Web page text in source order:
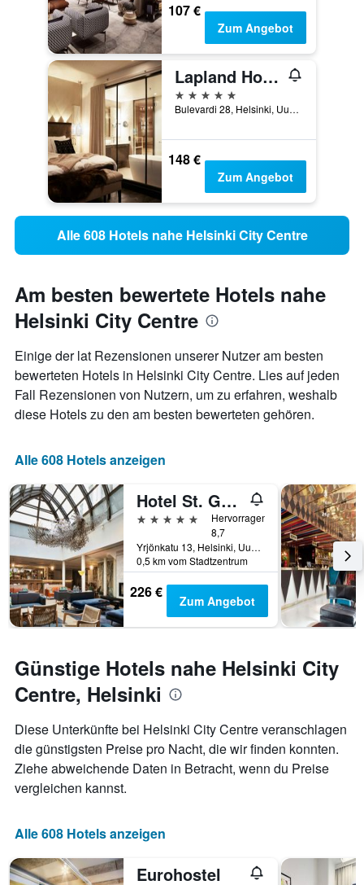
107 €
Zum Angebot
Lapland Hotels Bulevardi
5 Sterne
Bulevardi 28, Helsinki, Uusimaa, Finnland
148 €
Zum Angebot
Alle 608 Hotels nahe Helsinki City Centre
Am besten bewertete Hotels nahe
Helsinki City Centre
Einige der lat Rezensionen unserer Nutzer am besten
bewerteten Hotels in Helsinki City Centre. Lies auf jeden
Fall Rezensionen von Nutzern, um zu erfahren, weshalb
diese Hotels zu den am besten bewerteten gehören.
Alle 608 Hotels anzeigen
Hotel St. George Helsinki
5 Sterne
Hervorragend
8,7
Yrjönkatu 13, Helsinki, Uusimaa, Finnland
0,5 km vom Stadtzentrum
226 € Zum Angebot
Günstige Hotels nahe Helsinki City
Centre, Helsinki
Diese Unterkünfte bei Helsinki City Centre veranschlagen
die günstigsten Preise pro Nacht, die wir finden konnten.
Ziehe abweichende Daten in Betracht, wenn du Preise
vergleichen kannst.
Alle 608 Hotels anzeigen
Eurohostel